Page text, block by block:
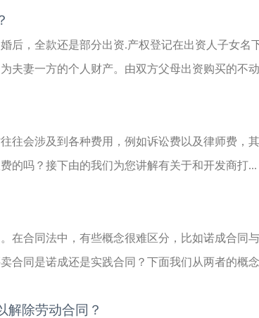
后，全款还是部分出资.产权登记在出资人子女名
夫妻一方的个人财产。由双方父母出资购买的不
往会涉及到各种费用，例如诉讼费以及律师费，
的吗？接下由的我们为您讲解有关于和开发商打...
在合同法中，有些概念很难区分，比如诺成合同
合同是诺成还是实践合同？下面我们从两者的概
解除劳动合同？